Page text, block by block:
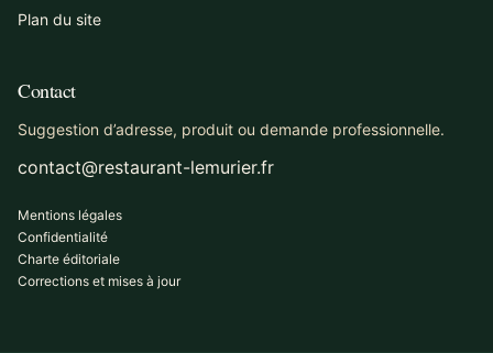
Plan du site
Contact
Suggestion d’adresse, produit ou demande professionnelle.
contact@restaurant-lemurier.fr
Mentions légales
Confidentialité
Charte éditoriale
Corrections et mises à jour